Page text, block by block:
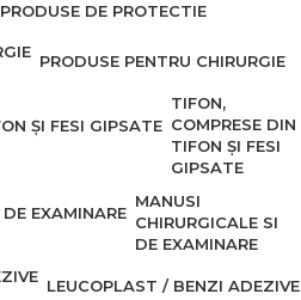
PRODUSE DE PROTECTIE
PRODUSE PENTRU CHIRURGIE
TIFON,
COMPRESE DIN
TIFON ȘI FESI
GIPSATE
MANUSI
CHIRURGICALE SI
DE EXAMINARE
LEUCOPLAST / BENZI ADEZIVE